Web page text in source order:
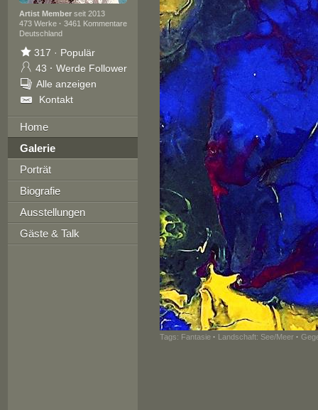
Artist Memberseit 2013
473 Werke · 3461 Kommentare
Deutschland
317 · Populär
43 · Werde Follower
Alle anzeigen
Kontakt
Home
Galerie
Porträt
Biografie
Ausstellungen
Gäste & Talk
Tags: Fantasie · Landschaft: See/Meer ·